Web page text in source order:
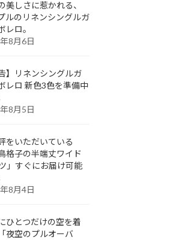
美しさに惹かれる、
ルのリネンシングルガ
レロ。
8月6日
告】リネンシングルガ
レロ 新色3色を準備中
8月5日
をいただいている
格子の半端丈ワイド
」すぐにお届け可能
8月4日
ひとつだけの空を着
夜空のプルオーバ